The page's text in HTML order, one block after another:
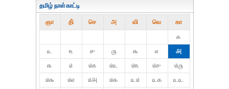
தமிழ் நாள்காட்டி
ஞா தி் செ அ வி வெ கா
௧
௨
௩ ௪ ௫ ௬ ௭
௮
௯
௰ ௰௧ ௰௨ ௰௩ ௰௪
௰௫
௰௬
௰௭ ௰௮ ௰௯ ௨௰ ௨௧ ௨௨